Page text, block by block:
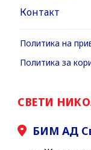
Контакт
Политика на
Политика за
СВЕТИ
БИМ АД